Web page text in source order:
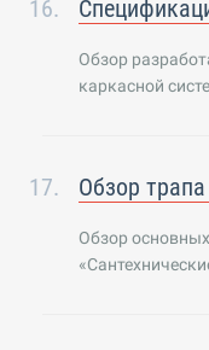
Обзор
каркасной
Обзор
Обзор